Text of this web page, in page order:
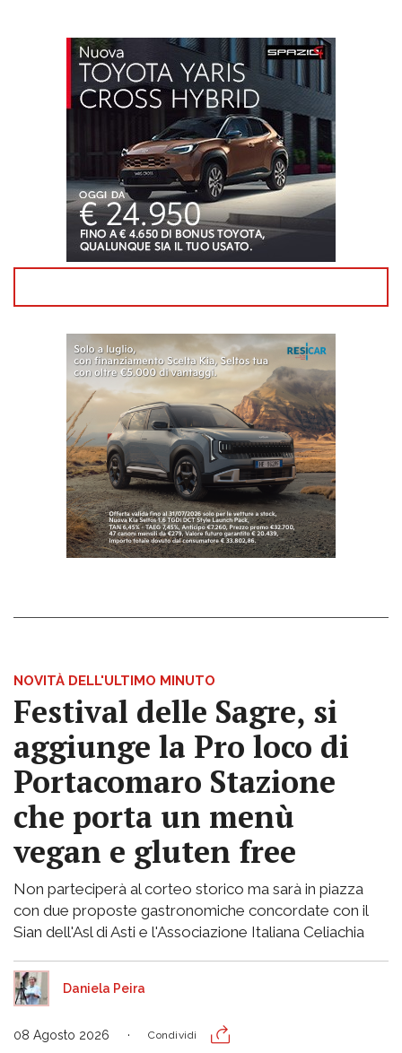
NOVITÀ DELL'ULTIMO MINUTO
Festival delle Sagre, si
aggiunge la Pro loco di
Portacomaro Stazione
che porta un menù
vegan e gluten free
Non parteciperà al corteo storico ma sarà in piazza
con due proposte gastronomiche concordate con il
Sian dell'Asl di Asti e l'Associazione Italiana Celiachia
Daniela Peira
08 Agosto 2026 Condividi